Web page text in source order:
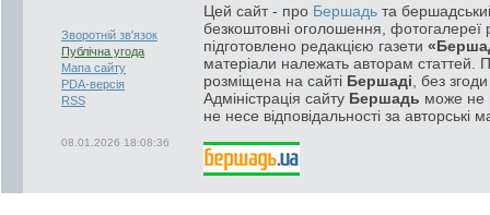
Зворотній зв'язок
Публічна угода
Мапа сайту
PDA-версія
RSS
08.01.2026 18:08:36
Цей сайт - про Бершадь та
безкоштовні оголошення, фотогалереї
підготовлено редакцією газети
матеріали належать авторам статтей.
розміщена на сайті Бершаді , без
Адміністрація сайту Бершадь може не
не несе відповідальності за авторські